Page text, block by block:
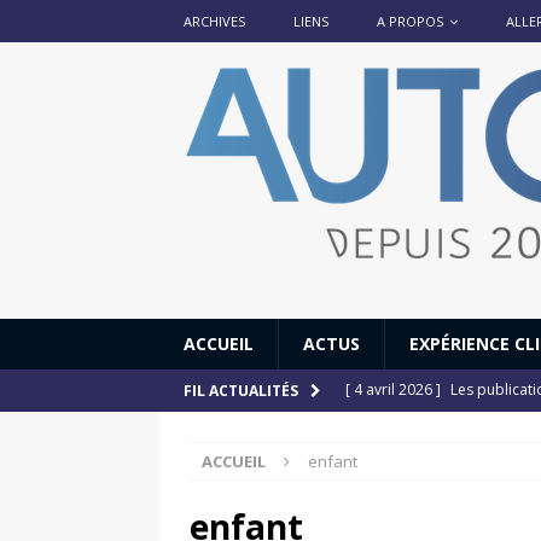
ARCHIVES LIENS A PROPOS
ACCUEIL ACTUS EXPÉRIENCE
FIL ACTUALITÉS [ 4 avril 2026 ] Les
[ 12 juillet 2025 ]
ACCUEIL enfant
enfant